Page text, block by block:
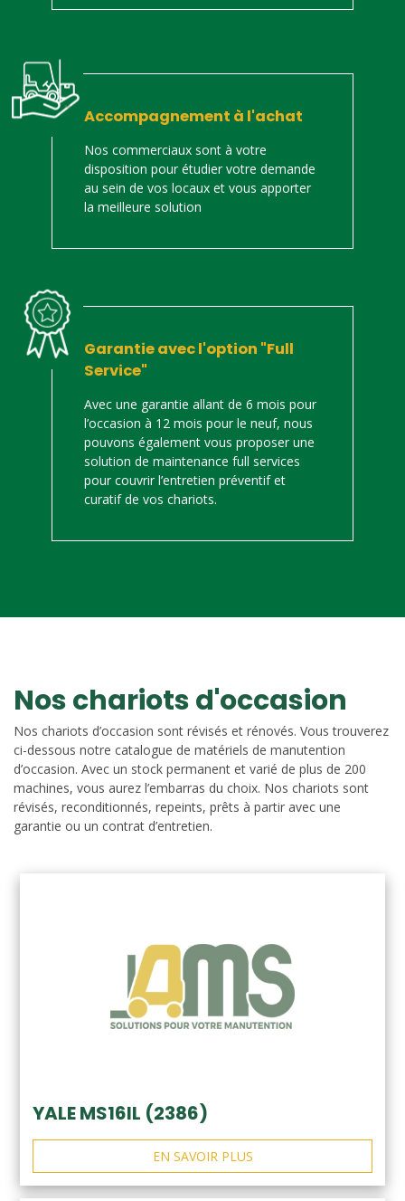
Accompagnement à l'achat
Nos commerciaux sont à votre
disposition pour étudier votre demande
au sein de vos locaux et vous apporter
la meilleure solution
Garantie avec l'option "Full
Service"
Avec une garantie allant de 6 mois pour
l’occasion à 12 mois pour le neuf, nous
pouvons également vous proposer une
solution de maintenance full services
pour couvrir l’entretien préventif et
curatif de vos chariots.
Nos chariots d'occasion
Nos chariots d’occasion sont révisés et rénovés. Vous trouverez
ci-dessous notre catalogue de matériels de manutention
d’occasion. Avec un stock permanent et varié de plus de 200
machines, vous aurez l’embarras du choix. Nos chariots sont
révisés, reconditionnés, repeints, prêts à partir avec une
garantie ou un contrat d’entretien.
YALE MS16IL (2386)
EN SAVOIR PLUS